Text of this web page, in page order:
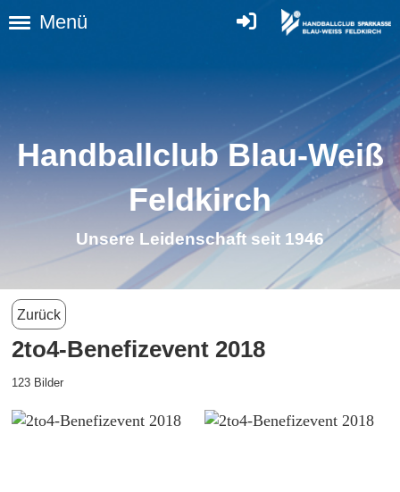
Menü
Handballclub Blau-Weiß
Feldkirch
Unsere Leidenschaft seit 1946
Zurück
2to4-Benefizevent 2018
123 Bilder